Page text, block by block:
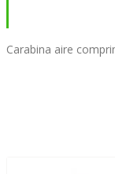
Carabina aire